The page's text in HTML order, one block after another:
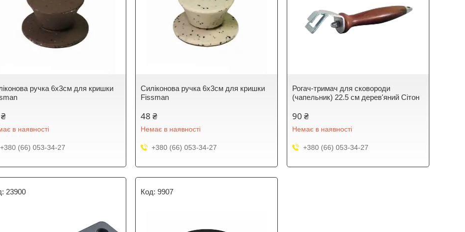
ручка 6х3см для кришки
в наявності
+380 (66) 053-34-27
Силіконова ручка 6х3см для кришки
Fissman
48 ₴
Немає в наявності
+380 (66) 053-34-27
Рогач-тримач для сковороди
(чапельник) 22.5 см дерев'яний Сітон
90 ₴
Немає в наявності
+380 (66) 053-34-27
23900 9907